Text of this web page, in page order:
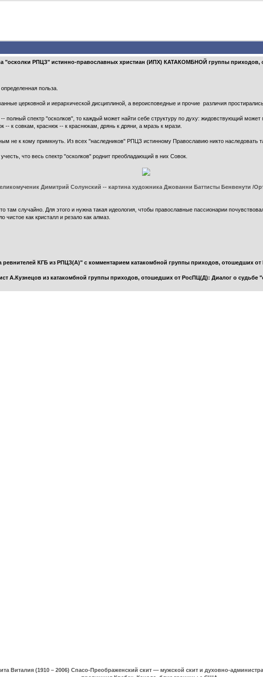
"осколки РПЦЗ" истинно-православных христиан (ИПХ) КАТАКОМБНОЙ группы
польза.
церковной и иерархической дисциплиной, а вероисповедные и прочие различия
полный спектр "осколков", то каждый может найти себе структуру по духу: жидовствующий
к совкам, краснюк -- к краснюкам, дрянь к дряни, а мразь к мрази.
не к кому примкнуть. Из всех "наследников" РПЦЗ истинному Православию никто наследовать
что весь спектр "осколков" роднит преобладающий в них Совок.
Димитрий Солунский -- картина художника Джованни Баттисты Бенвенути /
там случайно. Для этого и нужна такая идеология, чтобы православные пассионарии
как кристалл и резало как алмаз.
КГБ из РПЦЗ(А)" с комментарием катакомбной группы приходов, отошедших
А.Кузнецов из катакомбной группы приходов, отошедших от РосПЦ(Д): Диалог о судьбе
Виталия (1910 – 2006) Спасо-Преображенский скит — мужской скит и духовно-